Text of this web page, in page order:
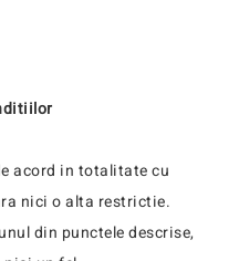
acord in totalitate cu
nici o alta restrictie.
din punctele descrise,